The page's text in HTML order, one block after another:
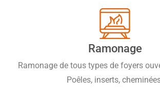
Ramonage
Ramonage de tous types de foyers
Poêles, inserts,